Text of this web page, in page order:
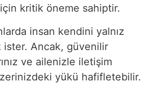
için kritik öneme sahiptir.
insan kendini yalnız
ister. Ancak, güvenilir
ve ailenizle iletişim
yükü hafifletebilir.